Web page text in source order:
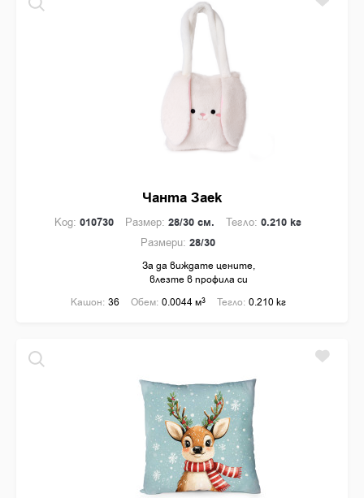
Чанта Заек
Код: 010730 Размер: 28/30 см. Тегло: 0.210 кг
Размери: 28/30
За да виждате цените,
влезте в профила си
Кашон: 36 Обем: 0.0044 м3 Тегло: 0.210 кг